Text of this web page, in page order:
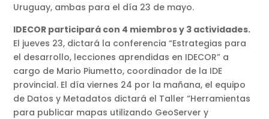
Uruguay, ambas para el día 23 de mayo.
IDECOR participará con 4 miembros y 3 actividades.
El jueves 23, dictará la conferencia “Estrategias para
el desarrollo, lecciones aprendidas en IDECOR” a
cargo de Mario Piumetto, coordinador de la IDE
provincial. El día viernes 24 por la mañana, el equipo
de Datos y Metadatos dictará el Taller “Herramientas
para publicar mapas utilizando GeoServer y